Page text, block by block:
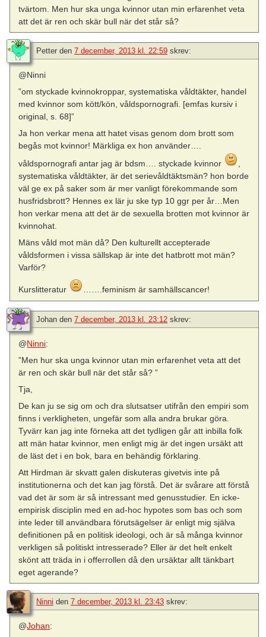
tvärtom. Men hur ska unga kvinnor utan min erfarenhet veta
att det är ren och skär bull när det står så?
Petter den 7 december, 2013 kl. 22:59 skrev:
@Ninni
”om styckade kvinnokroppar, systematiska våldtäkter, handel
med kvinnor som kött/kön, våldspornografi. [emfas kursiv i
original, s. 68]”
Ja hon verkar mena att hatet visas genom dom brott som
begås mot kvinnor! Märkliga ex hon använder….
våldspornografi antar jag är bdsm…. styckade kvinnor
systematiska våldtäkter, är det serievåldtäktsmän? hon borde
väl ge ex på saker som är mer vanligt förekommande som
husfridsbrott? Hennes ex lär ju ske typ 10 ggr per år…Men
hon verkar mena att det är de sexuella brotten mot kvinnor är
kvinnohat.
Mäns våld mot män då? Den kulturellt accepterade
våldsformen i vissa sällskap är inte det hatbrott mot män?
Varför?
Kurslitteratur …….feminism är samhällscancer!
Johan den 7 december, 2013 kl. 23:12 skrev:
@Ninni:
”Men hur ska unga kvinnor utan min erfarenhet veta att det
är ren och skär bull när det står så? ”
Tja,
De kan ju se sig om och dra slutsatser utifrån den empiri som
finns i verkligheten, ungefär som alla andra brukar göra.
Tyvärr kan jag inte förneka att det tydligen går att inbilla folk
att män hatar kvinnor, men enligt mig är det ingen ursäkt att
de läst det i en bok, bara en behändig förklaring.
Att Hirdman är skvatt galen diskuteras givetvis inte på
institutionerna och det kan jag förstå. Det är svårare att förstå
vad det är som är så intressant med genusstudier. En icke-
empirisk disciplin med en ad-hoc hypotes som bas och som
inte leder till användbara förutsägelser är enligt mig själva
definitionen på en politisk ideologi, och är så många kvinnor
verkligen så politiskt intresserade? Eller är det helt enkelt
skönt att träda in i offerrollen då den ursäktar allt tänkbart
eget agerande?
Ninni den 7 december, 2013 kl. 23:43 skrev:
@Johan: